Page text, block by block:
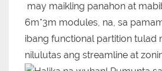
may maikling panahon at
6m*3m modules, na, sa
ibang functional partition tulad
nilulutas ang streamline at